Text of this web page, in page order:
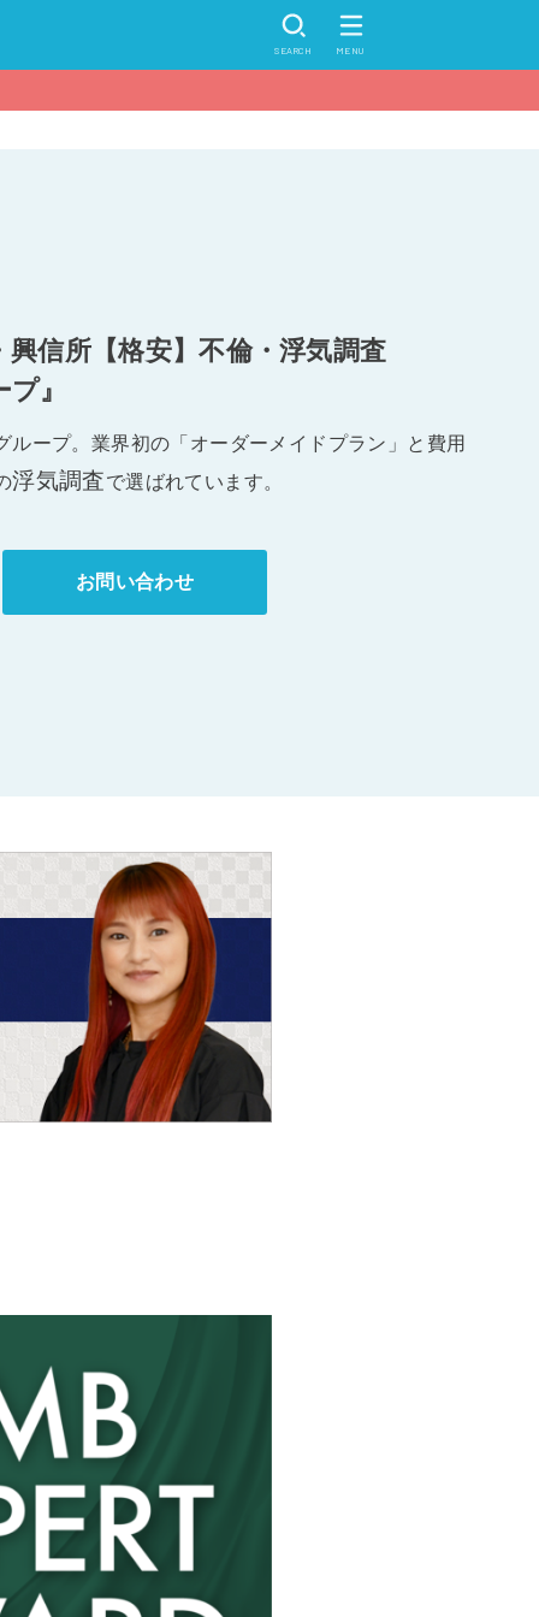
SEARCH MENU
信所【格安】不倫・浮気調査
』
ループ。業界初の「オーダーメイドプラン」と費用
浮気調査で選ばれています。
お問い合わせ